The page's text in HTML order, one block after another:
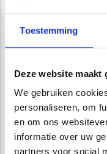
Toestemming
Deze website maakt
We gebruiken
personaliseren, om
en om ons
informatie over uw
partners voor social
met name toezicht op
aspecten is een
samenwerking wordt
bespaard. ATKB biedt
combinatie met